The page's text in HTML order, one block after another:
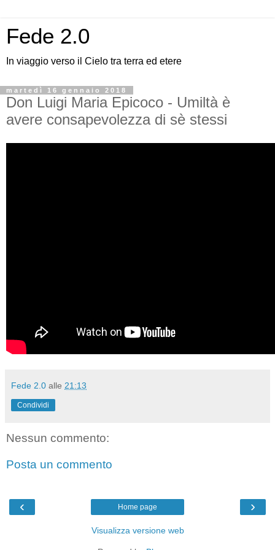
Fede 2.0
In viaggio verso il Cielo tra terra ed etere
martedì 16 gennaio 2018
Don Luigi Maria Epicoco - Umiltà è
avere consapevolezza di sè stessi
Fede 2.0 alle 21:13
Condividi
Nessun commento:
Posta un commento
‹ ›
Home page
Visualizza versione web